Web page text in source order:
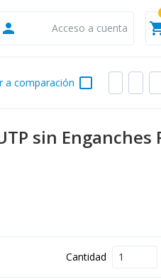
person Acceso a cuenta
check_box_outline_blank
a comparación
sin Enganches
Cantidad